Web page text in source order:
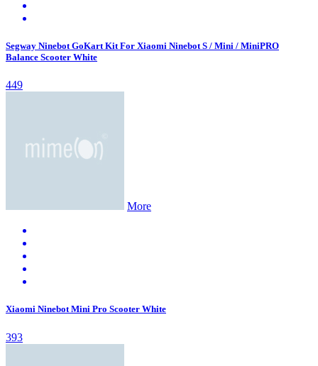
Segway Ninebot GoKart Kit For Xiaomi Ninebot S / Mini / MiniPRO
Balance Scooter White
449
More
Xiaomi Ninebot Mini Pro Scooter White
393